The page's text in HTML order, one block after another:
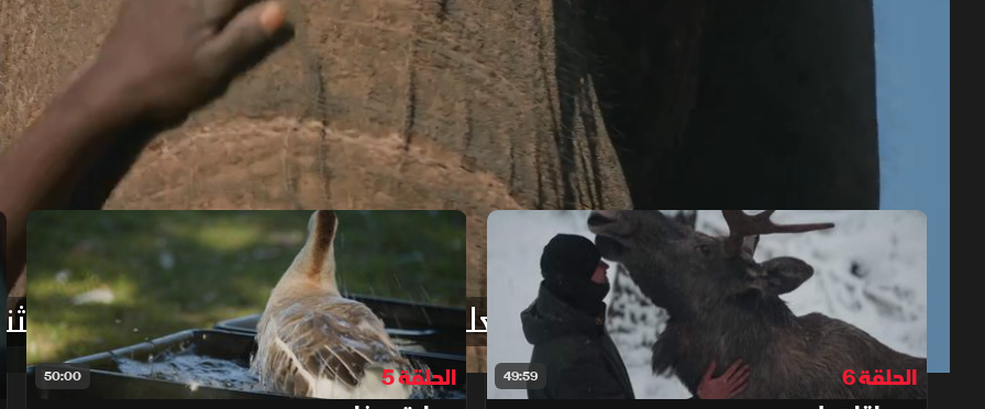
تبنى تلك العلاقات القيمة يمكن للرواضط 1x auto
حلقات الموسم 2
49:59
الحلقة 6
50:00
الحلقة 5